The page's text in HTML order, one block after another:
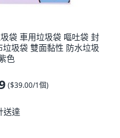
袋 車用垃圾袋 嘔吐袋 封
垃圾袋 雙面黏性 防水垃圾
色
($39.00/1個)
送達